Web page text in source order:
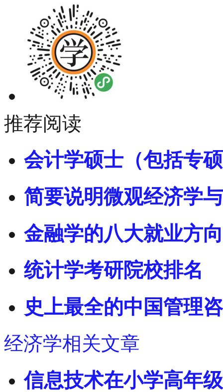
推荐阅读
会计学硕士（包括专
简要说明微观经济学
金融学的八大就业方
统计学考研院校排名
史上最全的中国管理
经济学相关文章
信息技术在小学高年